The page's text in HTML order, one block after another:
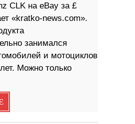
CLK на eBay за £
«kratko-news.com».
занимался
и мотоциклов
Можно только